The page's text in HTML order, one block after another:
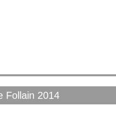
Follain 2014